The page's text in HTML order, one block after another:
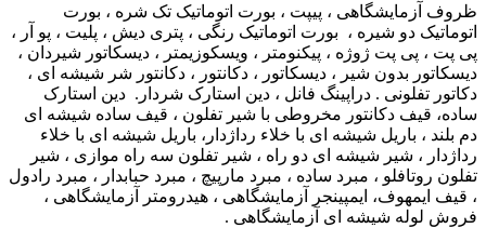
ظروف آزمایشگاهی ، پیپت ، بورت اتوماتیک تک شره ، بورت
اتوماتیک دو شیره ، بورت اتوماتیک رنگی ، پتری دیش ، پلیت ، پو آر ،
پی پت ، پی پت ژوژه ، پیکنومتر ، ویسکوزیمتر ، دیسکاتور شیردان ،
دیسکاتور بدون شیر ، دیسکاتور ، دکانتور ، دکانتور شر شیشه ای ،
دکاتور تفلونی . دراپینگ فانل ، دین استارک شردار. دین استارک
ساده، قیف دکانتور مخروطی با شیر تفلون ، قیف ساده شیشه ای
دم بلند ، باریل شیشه ای با خلاء رداژدار، باریل شیشه ای با خلاء
رداژدار ، شیر شیشه ای دو راه ، شیر تفلون سه راه موازی ، شیر
تفلون روتافلو ، مبرد ساده ، مبرد مارپیچ ، مبرد حبابدار ، مبرد رادول
، قیف ایمهوف، ایمپینجر آزمایشگاهی ، هیدرومتر آزمایشگاهی ،
فروش لوله شیشه ای آزمایشگاهی .